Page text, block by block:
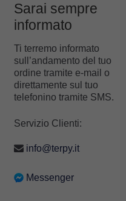
Sarai sempre
informato
Ti terremo informato
sull’andamento del tuo
ordine tramite e-mail o
direttamente sul tuo
telefonino tramite SMS.
Servizio Clienti:
info@terpy.it
Messenger